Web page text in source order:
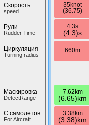
Скорость
speed
Рули
Rudder Time
Циркуляция
Turning radius
Маскировка
DetectRange
С самолетов
For Aircraft
35knot
(36.75)
4.3s
(4.3)s
660m
7.62km
(6.65)km
3.38km
(3.38)km